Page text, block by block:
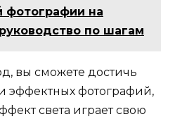
фотографии на
по шагам
вы сможете достичь
эффектных фотографий,
света играет свою